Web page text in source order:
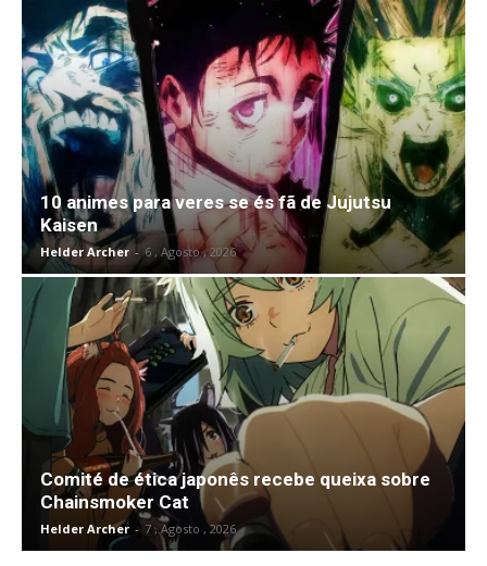
10 animes para veres se és fã de Jujutsu
Kaisen
Helder Archer - 6 , Agosto , 2026
Comité de ética japonês recebe queixa sobre
Chainsmoker Cat
Helder Archer - 7 , Agosto , 2026